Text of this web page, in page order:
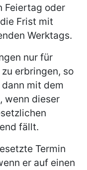
Feiertag oder
Frist mit
Werktags.
nur für
erbringen, so
mit dem
wenn dieser
fällt.
Termin
er auf einen